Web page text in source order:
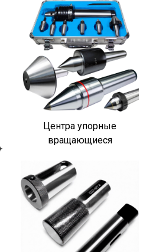
Центра упорные
вращающиеся